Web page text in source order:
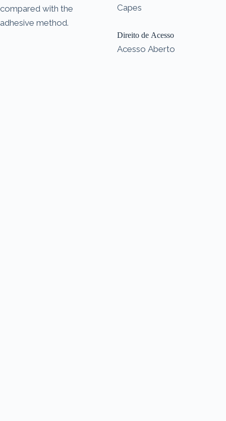
compared with the
adhesive method.
Capes
Direito de Acesso
Acesso Aberto